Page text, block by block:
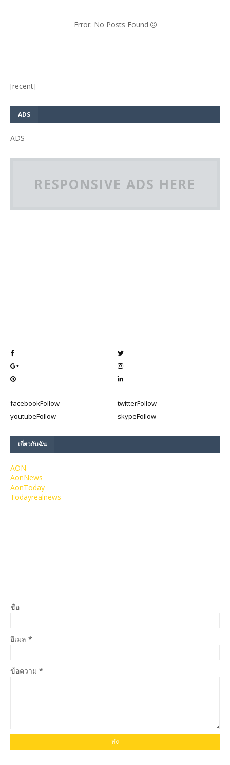
Error: No Posts Found
[recent]
ADS
ADS
RESPONSIVE ADS HERE
facebookFollow twitterFollow
youtubeFollow skypeFollow
เกี่ยวกับฉัน
AON
AonNews
AonToday
Todayrealnews
ชื่อ
อีเมล *
ข้อความ *